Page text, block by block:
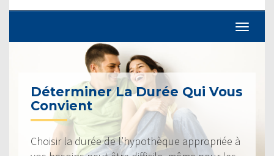
Déterminer La Durée Qui Vous
Convient
Choisir la durée de l’hypothèque appropriée à